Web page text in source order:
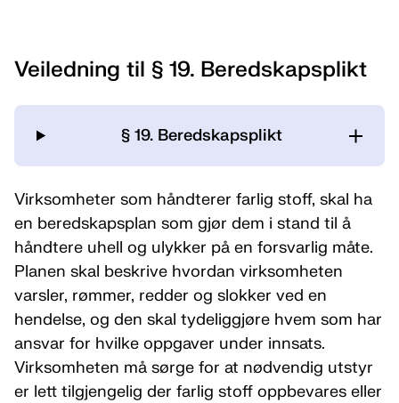
Veiledning til § 19. Beredskapsplikt
§ 19. Beredskapsplikt
Virksomheter som håndterer farlig stoff, skal ha
en beredskapsplan som gjør dem i stand til å
håndtere uhell og ulykker på en forsvarlig måte.
Planen skal beskrive hvordan virksomheten
varsler, rømmer, redder og slokker ved en
hendelse, og den skal tydeliggjøre hvem som har
ansvar for hvilke oppgaver under innsats.
Virksomheten må sørge for at nødvendig utstyr
er lett tilgjengelig der farlig stoff oppbevares eller